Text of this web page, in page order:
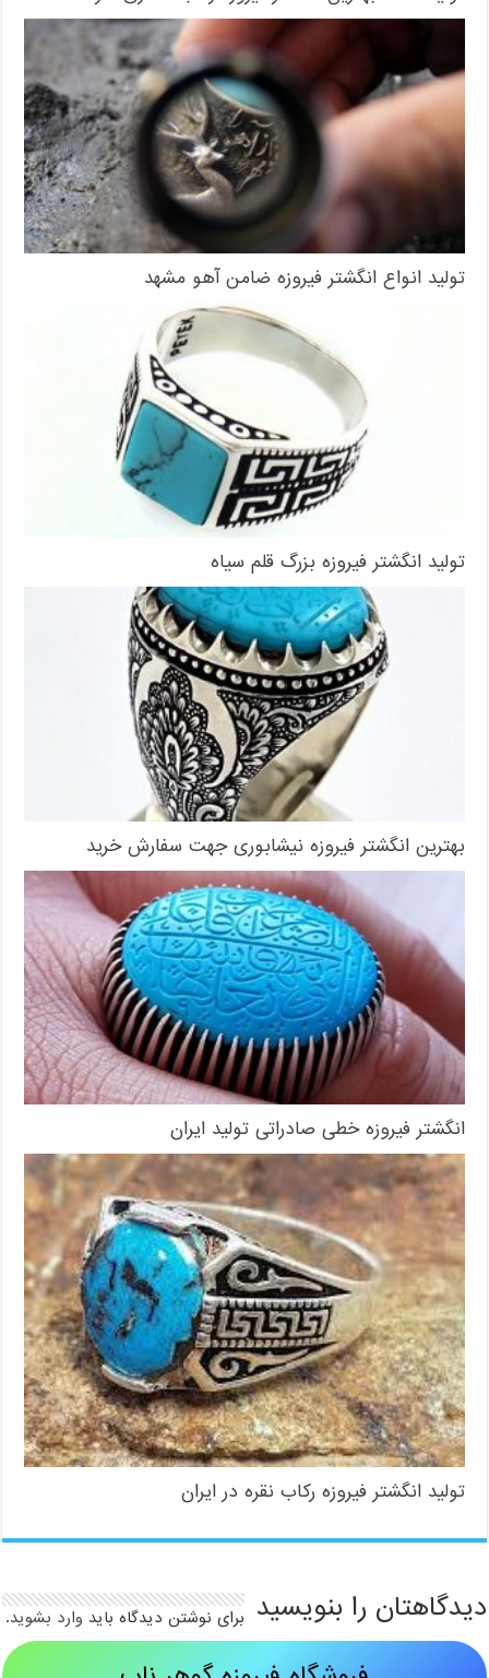
تولید انواع انگشتر فیروزه ضامن آهو مشهد
تولید انگشتر فیروزه بزرگ قلم سیاه
بهترین انگشتر فیروزه نیشابوری جهت سفارش خرید
انگشتر فیروزه خطی صادراتی تولید ایران
تولید انگشتر فیروزه رکاب نقره در ایران
دیدگاهتان را بنویسید برای نوشتن دیدگاه باید وارد بشوید.